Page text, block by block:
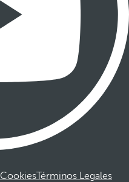
CookiesTérminos Legales